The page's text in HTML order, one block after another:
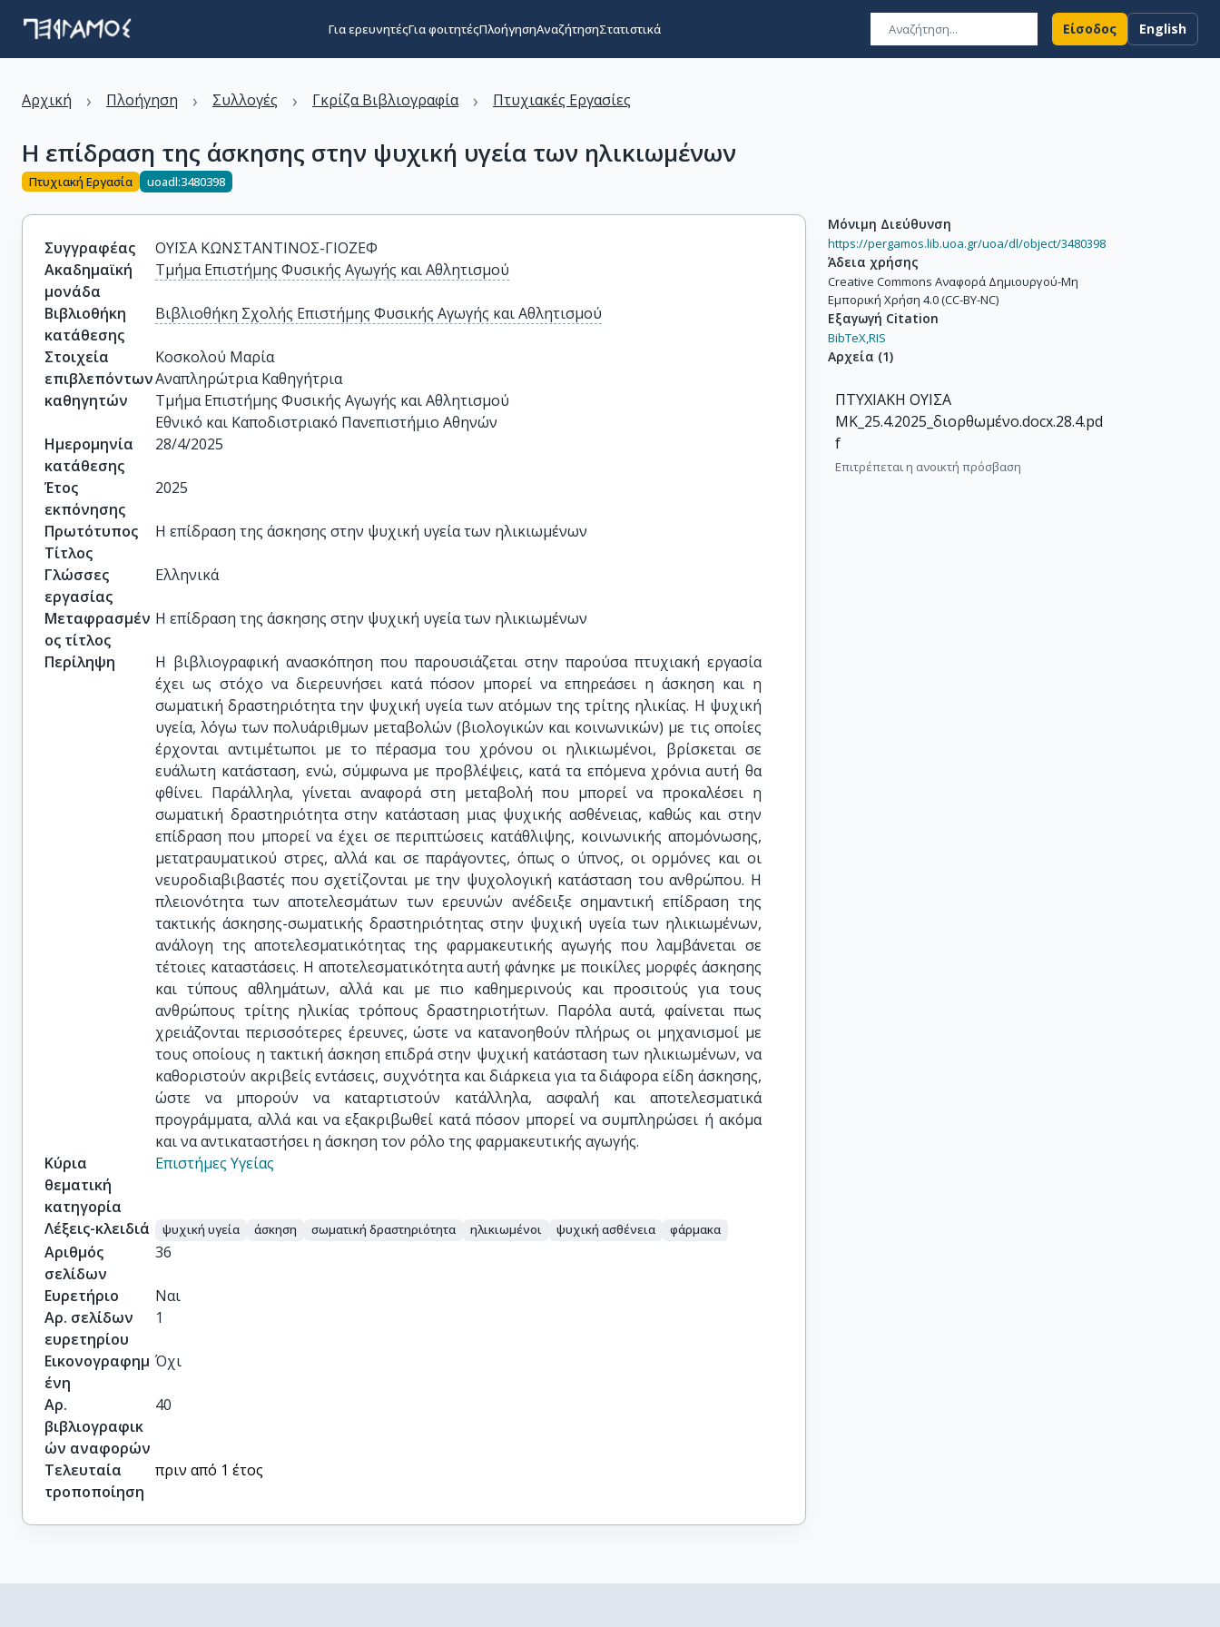
Για ερευνητέςΓια φοιτητέςΠλοήγησηΑναζήτησηΣτατιστικά Είσοδος English
Αρχική › Πλοήγηση › Συλλογές › Γκρίζα Βιβλιογραφία › Πτυχιακές Εργασίες
Η επίδραση της άσκησης στην ψυχική υγεία των ηλικιωμένων
Πτυχιακή Εργασία uoadl:3480398
Συγγραφέας
ΟΥΪΣΑ ΚΩΝΣΤΑΝΤΙΝΟΣ-ΓΙΟΖΕΦ
Ακαδημαϊκή
μονάδα
Τμήμα Επιστήμης Φυσικής Αγωγής και Αθλητισμού
Βιβλιοθήκη
κατάθεσης
Βιβλιοθήκη Σχολής Επιστήμης Φυσικής Αγωγής και Αθλητισμού
Στοιχεία
επιβλεπόντων
καθηγητών
Κοσκολού Μαρία
Αναπληρώτρια Καθηγήτρια
Τμήμα Επιστήμης Φυσικής Αγωγής και Αθλητισμού
Εθνικό και Καποδιστριακό Πανεπιστήμιο Αθηνών
Ημερομηνία
κατάθεσης
28/4/2025
Έτος
εκπόνησης
2025
Πρωτότυπος
Τίτλος
Η επίδραση της άσκησης στην ψυχική υγεία των ηλικιωμένων
Γλώσσες
εργασίας
Ελληνικά
Μεταφρασμέν
ος τίτλος
Η επίδραση της άσκησης στην ψυχική υγεία των ηλικιωμένων
Περίληψη
Η βιβλιογραφική ανασκόπηση που παρουσιάζεται στην παρούσα πτυχιακή εργασία
έχει ως στόχο να διερευνήσει κατά πόσον μπορεί να επηρεάσει η άσκηση και η
σωματική δραστηριότητα την ψυχική υγεία των ατόμων της τρίτης ηλικίας. Η ψυχική
υγεία, λόγω των πολυάριθμων μεταβολών (βιολογικών και κοινωνικών) με τις οποίες
έρχονται αντιμέτωποι με το πέρασμα του χρόνου οι ηλικιωμένοι, βρίσκεται σε
ευάλωτη κατάσταση, ενώ, σύμφωνα με προβλέψεις, κατά τα επόμενα χρόνια αυτή θα
φθίνει. Παράλληλα, γίνεται αναφορά στη μεταβολή που μπορεί να προκαλέσει η
σωματική δραστηριότητα στην κατάσταση μιας ψυχικής ασθένειας, καθώς και στην
επίδραση που μπορεί να έχει σε περιπτώσεις κατάθλιψης, κοινωνικής απομόνωσης,
μετατραυματικού στρες, αλλά και σε παράγοντες, όπως ο ύπνος, οι ορμόνες και οι
νευροδιαβιβαστές που σχετίζονται με την ψυχολογική κατάσταση του ανθρώπου. Η
πλειονότητα των αποτελεσμάτων των ερευνών ανέδειξε σημαντική επίδραση της
τακτικής άσκησης-σωματικής δραστηριότητας στην ψυχική υγεία των ηλικιωμένων,
ανάλογη της αποτελεσματικότητας της φαρμακευτικής αγωγής που λαμβάνεται σε
τέτοιες καταστάσεις. Η αποτελεσματικότητα αυτή φάνηκε με ποικίλες μορφές άσκησης
και τύπους αθλημάτων, αλλά και με πιο καθημερινούς και προσιτούς για τους
ανθρώπους τρίτης ηλικίας τρόπους δραστηριοτήτων. Παρόλα αυτά, φαίνεται πως
χρειάζονται περισσότερες έρευνες, ώστε να κατανοηθούν πλήρως οι μηχανισμοί με
τους οποίους η τακτική άσκηση επιδρά στην ψυχική κατάσταση των ηλικιωμένων, να
καθοριστούν ακριβείς εντάσεις, συχνότητα και διάρκεια για τα διάφορα είδη άσκησης,
ώστε να μπορούν να καταρτιστούν κατάλληλα, ασφαλή και αποτελεσματικά
προγράμματα, αλλά και να εξακριβωθεί κατά πόσον μπορεί να συμπληρώσει ή ακόμα
και να αντικαταστήσει η άσκηση τον ρόλο της φαρμακευτικής αγωγής.
Κύρια
θεματική
κατηγορία
Επιστήμες Υγείας
Λέξεις-κλειδιά ψυχική υγεία άσκηση σωματική δραστηριότητα ηλικιωμένοι ψυχική ασθένεια φάρμακα
Αριθμός
σελίδων
36
Ευρετήριο
Ναι
Αρ. σελίδων
ευρετηρίου
1
Εικονογραφημ
ένη
Όχι
Αρ.
βιβλιογραφικ
ών αναφορών
40
Τελευταία
τροποποίηση
πριν από 1 έτος
Μόνιμη Διεύθυνση
https://pergamos.lib.uoa.gr/uoa/dl/object/3480398
Άδεια χρήσης
Creative Commons Αναφορά Δημιουργού-Μη
Εμπορική Χρήση 4.0 (CC-BY-NC)
Εξαγωγή Citation
BibTeX,RIS
Αρχεία (1)
ΠΤΥΧΙΑΚΗ ΟΥΙΣΑ
ΜΚ_25.4.2025_διορθωμένο.docx.28.4.pd
f
Επιτρέπεται η ανοικτή πρόσβαση